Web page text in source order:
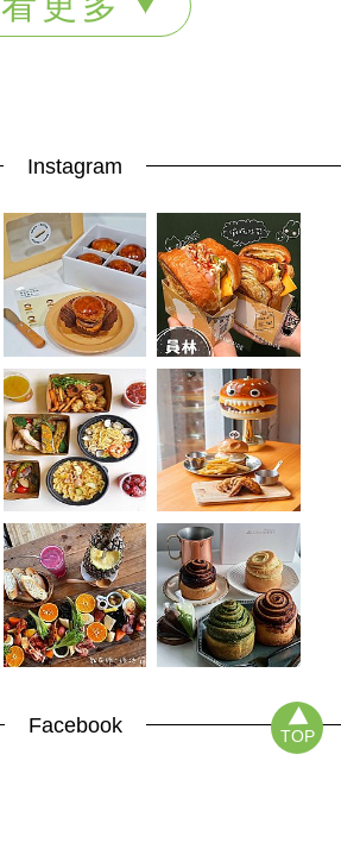
TOP
Instagram
Facebook